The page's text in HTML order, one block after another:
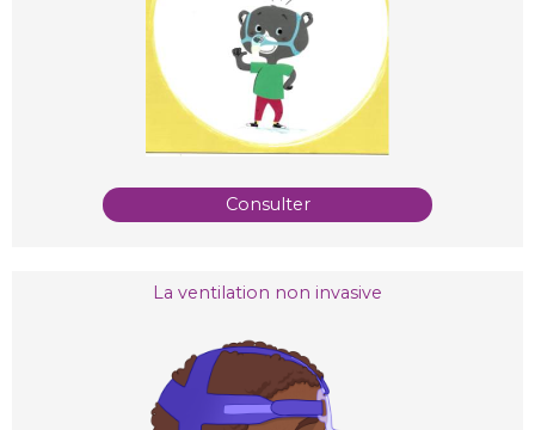
Consulter
La ventilation non invasive